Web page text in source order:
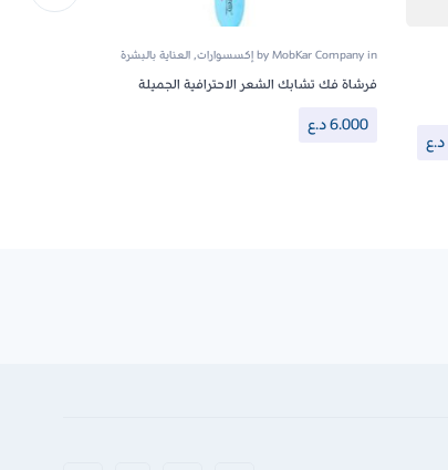
د.ع
byMobKar Companyin إكسسوارات,العناية بالبشرة
فرشاة فك تشابك الشعر الاحترافية الجميلة
6.000د.ع